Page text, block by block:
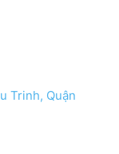
Trinh, Quận